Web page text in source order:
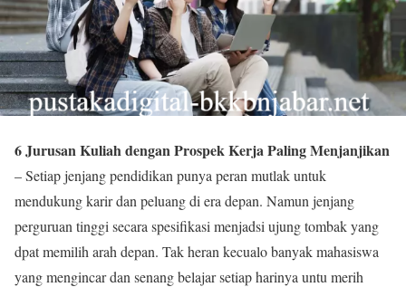
6 Jurusan Kuliah dengan Prospek Kerja Paling Menjanjikan
– Setiap jenjang pendidikan punya peran mutlak untuk
mendukung karir dan peluang di era depan. Namun jenjang
perguruan tinggi secara spesifikasi menjadsi ujung tombak yang
dpat memilih arah depan. Tak heran kecualo banyak mahasiswa
yang mengincar dan senang belajar setiap harinya untu merih